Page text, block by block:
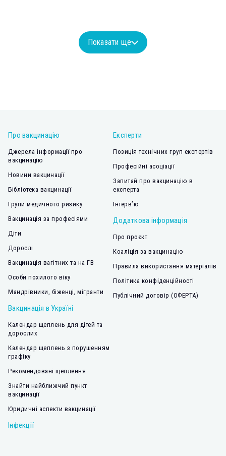
Показати ще
Про вакцинацію
Джерела інформації про
вакцинацію
Новини вакцинації
Бібліотека вакцинації
Групи медичного ризику
Вакцинація за професіями
Діти
Дорослі
Вакцинація вагітних та на ГВ
Особи похилого віку
Мандрівники, біженці, мігранти
Вакцинація в Україні
Календар щеплень для дітей та
дорослих
Календар щеплень з порушенням
графіку
Рекомендовані щеплення
Знайти найближчий пункт
вакцинації
Юридичні аспекти вакцинації
Інфекції
Експерти
Позиція технічних груп експертів
Професійні асоціації
Запитай про вакцинацію в
експерта
Інтерв’ю
Додаткова інформація
Про проєкт
Коаліція за вакцинацію
Правила використання матеріалів
Політика конфіденційності
Публічний договір (ОФЕРТА)